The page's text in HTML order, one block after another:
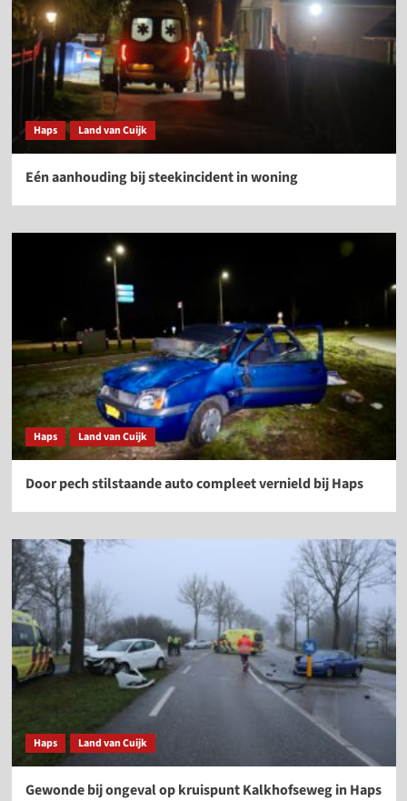
Haps Land van Cuijk
Eén aanhouding bij steekincident in woning
Haps Land van Cuijk
Door pech stilstaande auto compleet vernield bij Haps
Haps Land van Cuijk
Gewonde bij ongeval op kruispunt Kalkhofseweg in Haps